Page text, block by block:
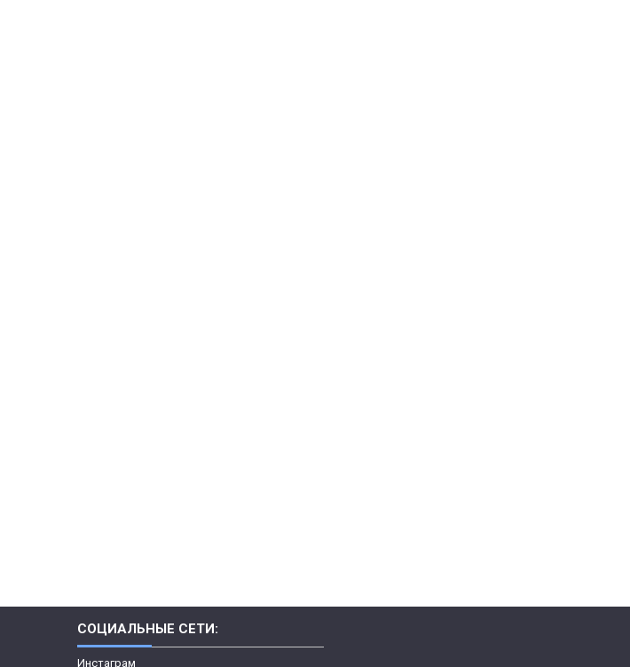
СОЦИАЛЬНЫЕ СЕТИ:
Инстаграм